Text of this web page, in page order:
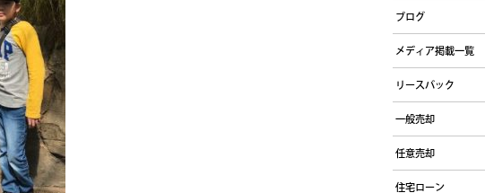
ブログ
メディア掲載一覧
リースバック
一般売却
任意売却
住宅ローン